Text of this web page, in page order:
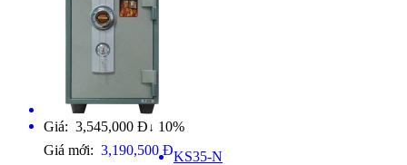
Giá: 3,545,000 Đ ↓ 10%
Giá mới: 3,190,500 ĐKS35-N